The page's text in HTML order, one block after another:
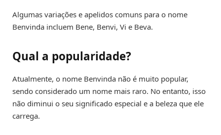
Algumas variações e apelidos comuns para o nome
Benvinda incluem Bene, Benvi, Vi e Beva.
Qual a popularidade?
Atualmente, o nome Benvinda não é muito popular,
sendo considerado um nome mais raro. No entanto, isso
não diminui o seu significado especial e a beleza que ele
carrega.